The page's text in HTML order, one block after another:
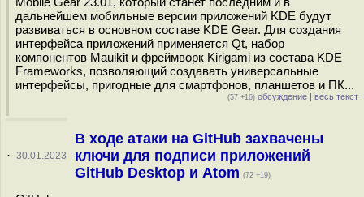
дальнейшем мобильные версии приложений KDE будут
развиваться в основном составе KDE Gear. Для создания
интерфейса приложений применяется Qt, набор
компонентов Mauikit и фреймворк Kirigami из состава KDE
Frameworks, позволяющий создавать универсальные
интерфейсы, пригодные для смартфонов, планшетов и ПК...
(57 +16) обсуждение | весь текст
· 30.01.2023
В ходе атаки на GitHub захвачены
ключи для подписи приложений
GitHub Desktop и Atom (72 +19)